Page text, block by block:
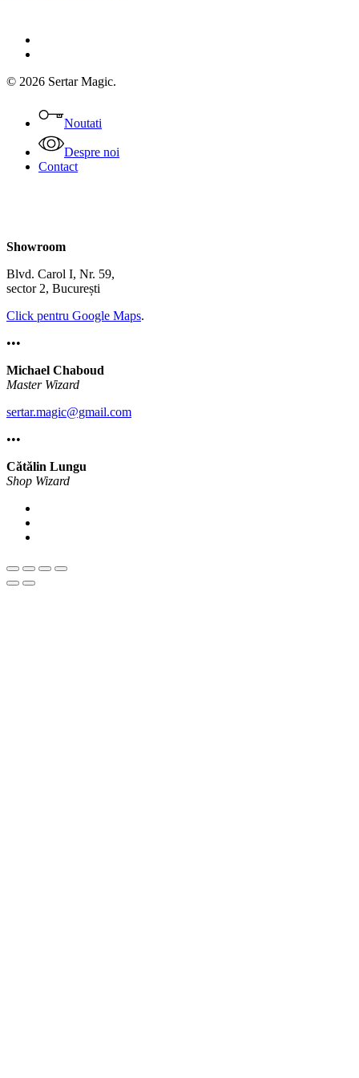
© 2026 Sertar Magic.
Menu
Noutati
Despre noi
Contact
Showroom
Blvd. Carol I, Nr. 59,
sector 2, București
Click pentru Google Maps.
•••
Michael Chaboud
Master Wizard
sertar.magic@gmail.com
•••
Cătălin Lungu
Shop Wizard